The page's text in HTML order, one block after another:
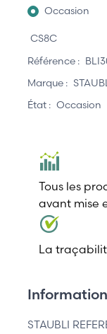
Occasion
CS8C
Référence :
Marque :
État : Occasion
Tous les
avant mise
La
STAUBLI